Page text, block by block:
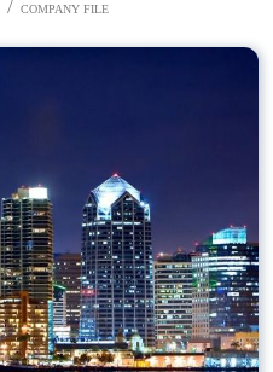
/ COMPANY FILE